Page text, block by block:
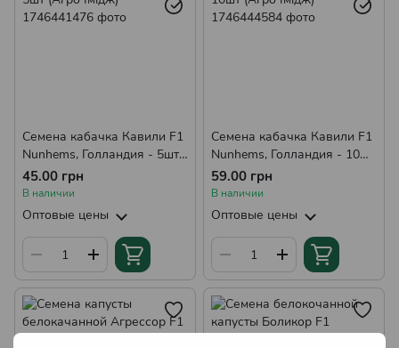
Семена кабачка Кавили F1
Nunhems, Голландия - 5шт
(Агро Імідж)
45.00 грн
В наличии
Оптовые цены
Семена кабачка Кавили F1
Nunhems, Голландия - 10шт
(Агро Імідж)
59.00 грн
В наличии
Оптовые цены